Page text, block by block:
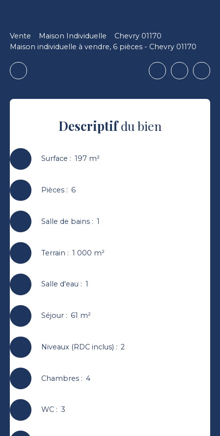
Vente Maison Individuelle
Chevry 01170
Maison individuelle à vendre, 6 pièces - Chevry 01170
Descriptifdu bien
Surface : 197 m²
Pièces: 6
Salle de bains: 1
Terrain : 1 000 m²
Salle d'eau : 1
Séjour: 61 m²
Niveaux (RDC inclus) : 2
Chambres: 4
WC: 3